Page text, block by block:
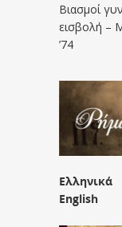
Βιασμοί
εισβολή –
’74
Ελληνικά
English